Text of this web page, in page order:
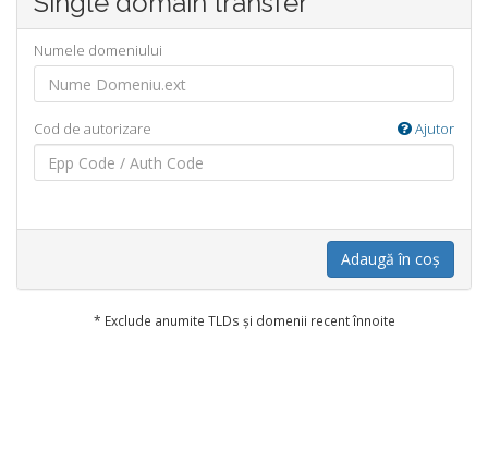
Numele domeniului
Cod de autorizare Ajutor
Adaugă în coș
* Exclude anumite TLDs și domenii recent înnoite